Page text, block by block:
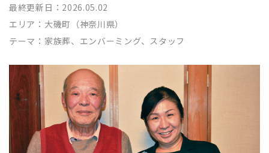
最終更新日：2026.05.02
エリア： 大磯町（神奈川県）
テーマ： 家族葬、エンバーミング、スタッフ